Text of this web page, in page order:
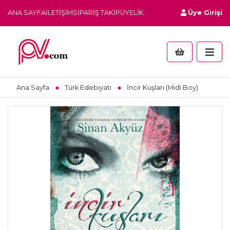
ANA SAYFAİLETIŞIMSIPARIŞ TAKIPÜYELIK Üye Girişi
Ana Sayfa Türk Edebiyatı İncir Kuşları (Midi Boy)